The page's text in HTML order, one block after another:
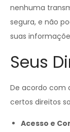
nenhuma
segura, e não
suas
Seus
De acordo com
certos direitos
Acesso e